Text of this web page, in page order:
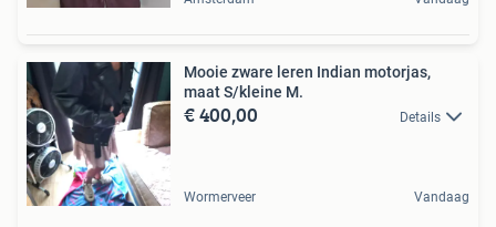
Mooie zware leren Indian motorjas,
maat S/kleine M.
€ 400,00 Details
Wormerveer Vandaag